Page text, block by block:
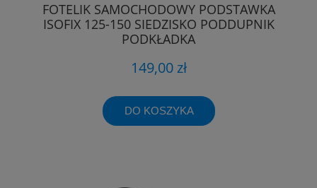
FOTELIK SAMOCHODOWY PODSTAWKA
ISOFIX 125-150 SIEDZISKO PODDUPNIK
PODKŁADKA
149,00 zł
DO KOSZYKA